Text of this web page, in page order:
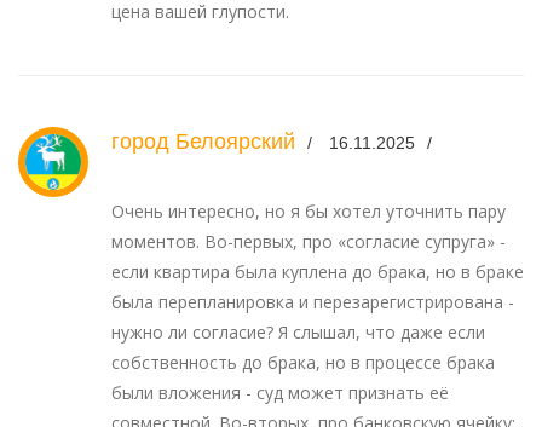
цена вашей глупости.
город Белоярский 16.11.2025
Очень интересно, но я бы хотел уточнить пару
моментов. Во-первых, про «согласие супруга» -
если квартира была куплена до брака, но в браке
была перепланировка и перезарегистрирована -
нужно ли согласие? Я слышал, что даже если
собственность до брака, но в процессе брака
были вложения - суд может признать её